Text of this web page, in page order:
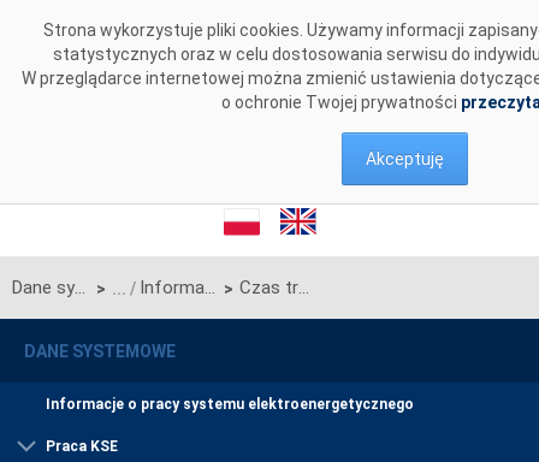
Strona wykorzystuje pliki cookies. Używamy informacji
statystycznych oraz w celu dostosowania serwisu do
W przeglądarce internetowej można zmienić ustawienia
o ochronie Twojej prywatności
Akceptuję
Dane systemowe > Informacje ogólne > Czas trwania przerw w dostarczaniu energii elektrycznej
DANE SYSTEMOWE
Informacje o pracy systemu elektroenergetycznego
Praca KSE